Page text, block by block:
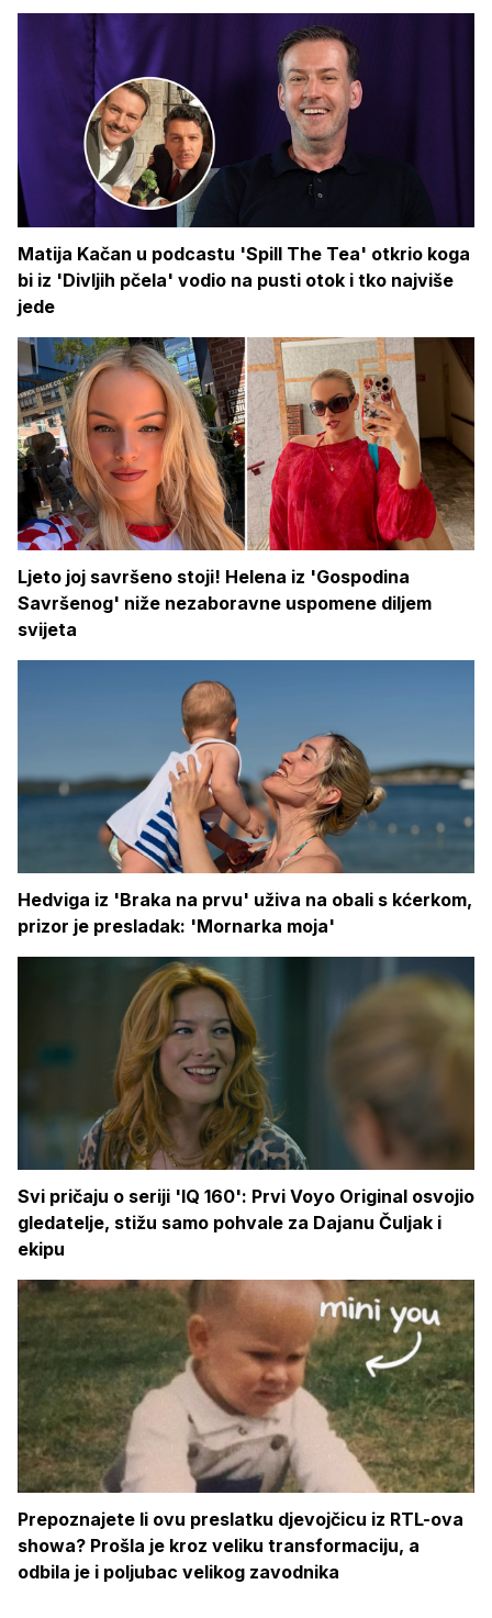
Matija Kačan u podcastu 'Spill The Tea' otkrio koga
bi iz 'Divljih pčela' vodio na pusti otok i tko najviše
jede
Ljeto joj savršeno stoji! Helena iz 'Gospodina
Savršenog' niže nezaboravne uspomene diljem
svijeta
Hedviga iz 'Braka na prvu' uživa na obali s kćerkom,
prizor je presladak: 'Mornarka moja'
Svi pričaju o seriji 'IQ 160': Prvi Voyo Original osvojio
gledatelje, stižu samo pohvale za Dajanu Čuljak i
ekipu
Prepoznajete li ovu preslatku djevojčicu iz RTL-ova
showa? Prošla je kroz veliku transformaciju, a
odbila je i poljubac velikog zavodnika